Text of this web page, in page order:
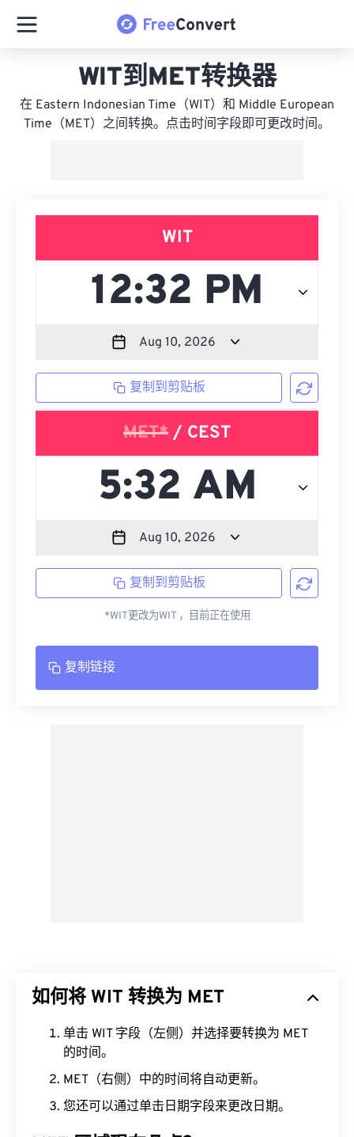
WIT到MET转换器
在 Eastern Indonesian Time（WIT）和 Middle European
Time（MET）之间转换。点击时间字段即可更改时间。
WIT
复制到剪贴板
MET* / CEST
复制到剪贴板
*WIT更改为WIT ，目前正在使用
复制链接
如何将 WIT 转换为 MET
单击 WIT 字段（左侧）并选择要转换为 MET
的时间。
MET（右侧）中的时间将自动更新。
您还可以通过单击日期字段来更改日期。